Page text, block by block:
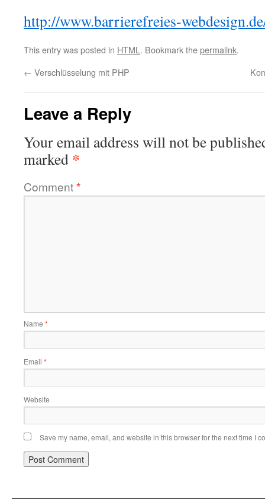
http://www.barrierefreies-
This entry was posted in HTML . Bookmark thepermalink.
← Verschlüsselung mit PHP
Leave a Reply
Your email address will not be
marked *
Comment*
Name *
Email *
Website
Save my name, email, and website in this browser for the next time I